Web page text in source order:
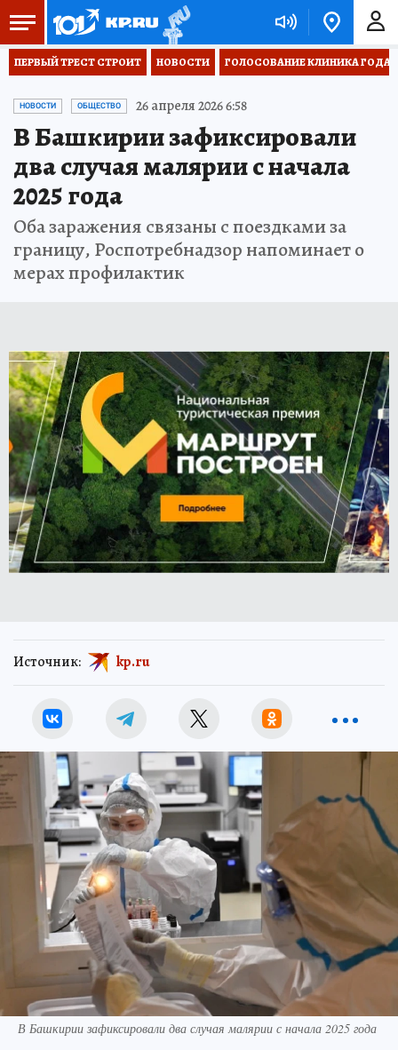
ПЕРВЫЙ ТРЕСТ СТРОИТ НОВОСТИ ГОЛОСОВАНИЕ КЛИНИКА ГОДА
НОВОСТИ ОБЩЕСТВО 26 апреля 2026 6:58
В Башкирии зафиксировали
два случая малярии с начала
2025 года
Оба заражения связаны с поездками за
границу, Роспотребнадзор напоминает о
мерах профилактик
Источник: kp.ru
В Башкирии зафиксировали два случая малярии с начала 2025 года